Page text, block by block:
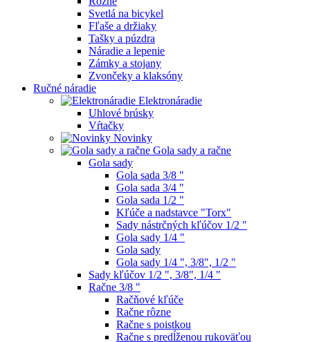
Svetlá na bicykel
Fľaše a držiaky
Tašky a púzdra
Náradie a lepenie
Zámky a stojany
Zvončeky a klaksóny
Ručné náradie
Elektronáradie
Uhlové brúsky
Vŕtačky
Novinky
Gola sady a račne
Gola sady
Gola sada 3/8 "
Gola sada 3/4 "
Gola sada 1/2 "
Kľúče a nadstavce "Torx"
Sady nástrčných kľúčov 1/2 "
Gola sady 1/4 "
Gola sady
Gola sady 1/4 ", 3/8", 1/2 "
Sady kľúčov 1/2 ", 3/8", 1/4 "
Račne 3/8 "
Račňové kľúče
Račne rôzne
Račne s poistkou
Račne s predĺženou rukoväťou